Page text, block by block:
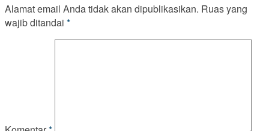
Alamat email Anda tidak akan dipublikasikan. Ruas yang
wajib ditandai *